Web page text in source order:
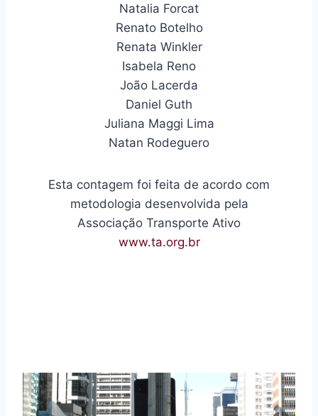
Natalia Forcat
Renato Botelho
Renata Winkler
Isabela Reno
João Lacerda
Daniel Guth
Juliana Maggi Lima
Natan Rodeguero
Esta contagem foi feita de acordo com
metodologia desenvolvida pela
Associação Transporte Ativo
www.ta.org.br